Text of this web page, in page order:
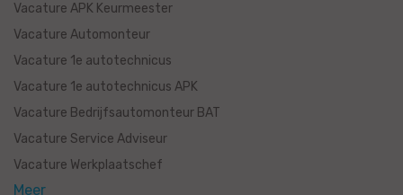
Vacature APK Keurmeester
Vacature Automonteur
Vacature 1e autotechnicus
Vacature 1e autotechnicus APK
Vacature Bedrijfsautomonteur BAT
Vacature Service Adviseur
Vacature Werkplaatschef
Meer